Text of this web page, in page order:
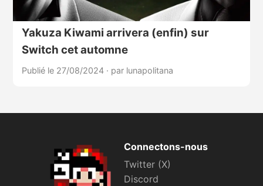
Yakuza Kiwami arrivera (enfin) sur
Switch cet automne
Publié le 27/08/2024 · par lunapolitana
Connectons-nous
Twitter (X)
Discord